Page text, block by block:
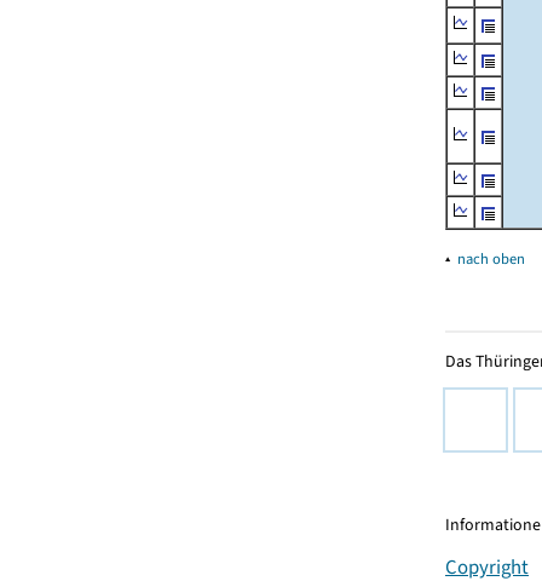
▴ nach oben
Das
Copyright